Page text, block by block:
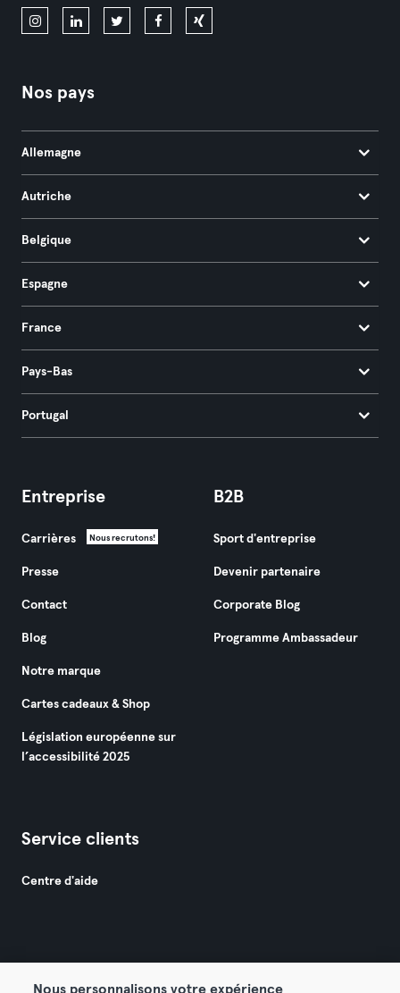
Nos pays
Allemagne
Autriche
Belgique
Espagne
France
Pays-Bas
Portugal
Entreprise
Carrières Nous recrutons!
Presse
Contact
Blog
Notre marque
Cartes cadeaux & Shop
Législation européenne sur
l’accessibilité 2025
B2B
Sport d'entreprise
Devenir partenaire
Corporate Blog
Programme Ambassadeur
Service clients
Centre d'aide
Nous personnalisons votre expérience